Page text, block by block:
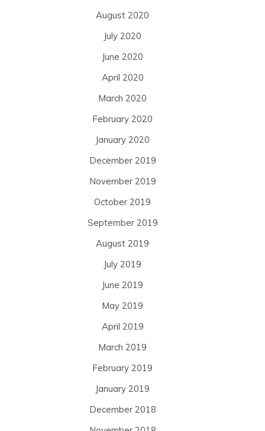
August 2020
July 2020
June 2020
April 2020
March 2020
February 2020
January 2020
December 2019
November 2019
October 2019
September 2019
August 2019
July 2019
June 2019
May 2019
April 2019
March 2019
February 2019
January 2019
December 2018